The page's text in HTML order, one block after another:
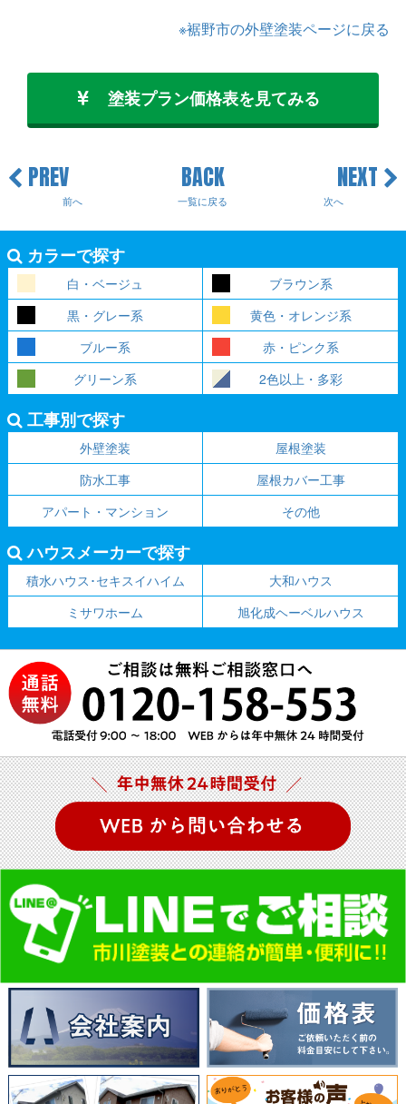
※裾野市の外壁塗装ページに戻る
塗装プラン価格表を見てみる
PREV
前へ
BACK
一覧に戻る
NEXT
次へ
カラーで探す
白・ベージュ
ブラウン系
黒・グレー系
黄色・オレンジ系
ブルー系
赤・ピンク系
グリーン系
2色以上・多彩
工事別で探す
外壁塗装
屋根塗装
防水工事
屋根カバー工事
アパート・マンション
その他
ハウスメーカーで探す
積水ハウス･セキスイハイム
大和ハウス
ミサワホーム
旭化成ヘーベルハウス